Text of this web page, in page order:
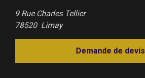
9 Rue Charles Tellier
78520 Limay
Demande de devis